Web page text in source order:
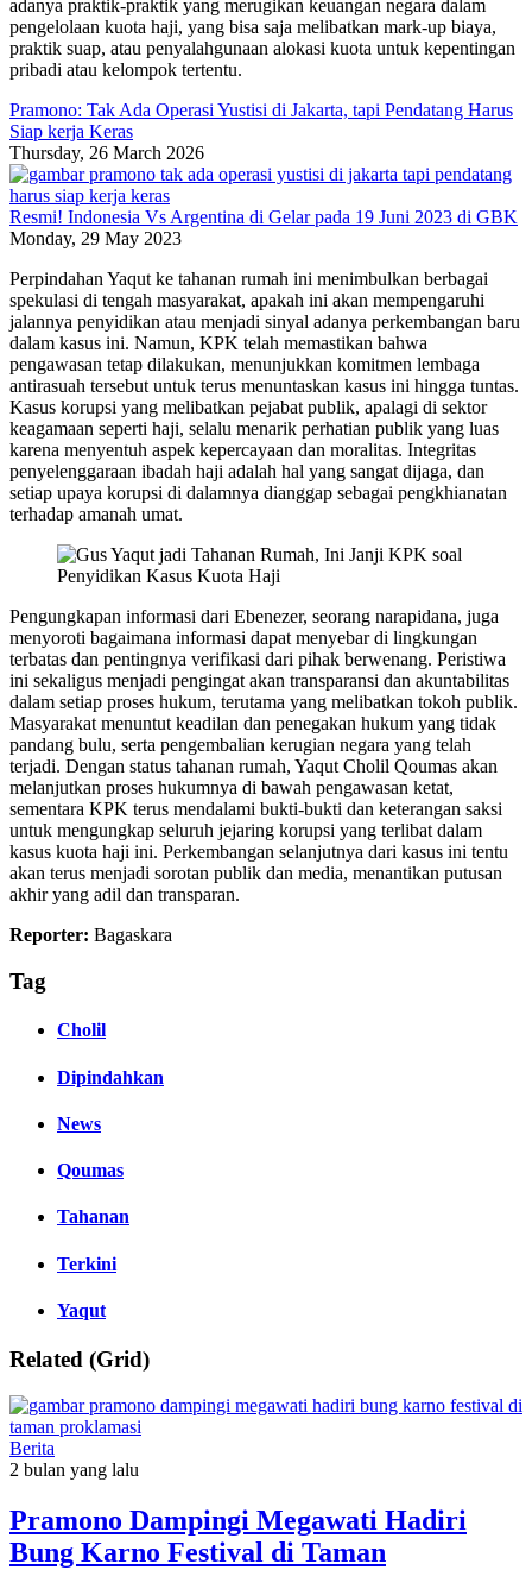
adanya praktik-praktik yang merugikan keuangan negara dalam
pengelolaan kuota haji, yang bisa saja melibatkan mark-up biaya,
praktik suap, atau penyalahgunaan alokasi kuota untuk kepentingan
pribadi atau kelompok tertentu.
Pramono: Tak Ada Operasi Yustisi di Jakarta, tapi Pendatang Harus
Siap kerja Keras
Thursday, 26 March 2026
Resmi! Indonesia Vs Argentina di Gelar pada 19 Juni 2023 di GBK
Monday, 29 May 2023
Perpindahan Yaqut ke tahanan rumah ini menimbulkan berbagai
spekulasi di tengah masyarakat, apakah ini akan mempengaruhi
jalannya penyidikan atau menjadi sinyal adanya perkembangan baru
dalam kasus ini. Namun, KPK telah memastikan bahwa
pengawasan tetap dilakukan, menunjukkan komitmen lembaga
antirasuah tersebut untuk terus menuntaskan kasus ini hingga tuntas.
Kasus korupsi yang melibatkan pejabat publik, apalagi di sektor
keagamaan seperti haji, selalu menarik perhatian publik yang luas
karena menyentuh aspek kepercayaan dan moralitas. Integritas
penyelenggaraan ibadah haji adalah hal yang sangat dijaga, dan
setiap upaya korupsi di dalamnya dianggap sebagai pengkhianatan
terhadap amanah umat.
Pengungkapan informasi dari Ebenezer, seorang narapidana, juga
menyoroti bagaimana informasi dapat menyebar di lingkungan
terbatas dan pentingnya verifikasi dari pihak berwenang. Peristiwa
ini sekaligus menjadi pengingat akan transparansi dan akuntabilitas
dalam setiap proses hukum, terutama yang melibatkan tokoh publik.
Masyarakat menuntut keadilan dan penegakan hukum yang tidak
pandang bulu, serta pengembalian kerugian negara yang telah
terjadi. Dengan status tahanan rumah, Yaqut Cholil Qoumas akan
melanjutkan proses hukumnya di bawah pengawasan ketat,
sementara KPK terus mendalami bukti-bukti dan keterangan saksi
untuk mengungkap seluruh jejaring korupsi yang terlibat dalam
kasus kuota haji ini. Perkembangan selanjutnya dari kasus ini tentu
akan terus menjadi sorotan publik dan media, menantikan putusan
akhir yang adil dan transparan.
Reporter: Bagaskara
Tag
Cholil
Dipindahkan
News
Qoumas
Tahanan
Terkini
Yaqut
Related (Grid)
Berita
2 bulan yang lalu
Pramono Dampingi Megawati Hadiri
Bung Karno Festival di Taman